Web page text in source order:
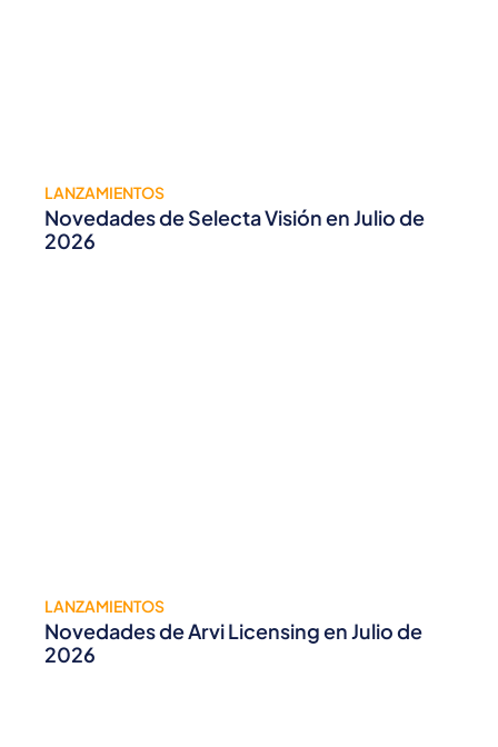
LANZAMIENTOS
Novedades de Selecta Visión en Julio de
2026
LANZAMIENTOS
Novedades de Arvi Licensing en Julio de
2026